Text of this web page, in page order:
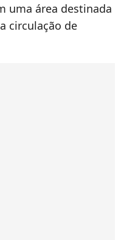
uma área destinada
circulação de